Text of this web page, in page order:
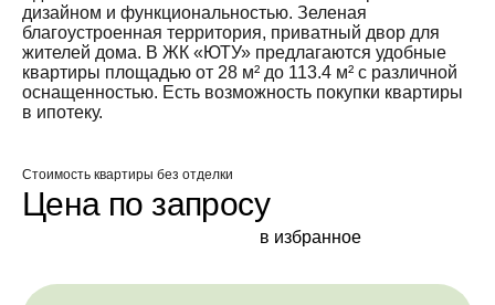
дизайном и функциональностью. Зеленая
благоустроенная территория, приватный двор для
жителей дома. В ЖК «ЮТУ» предлагаются удобные
квартиры площадью от 28 м² до 113.4 м² с различной
оснащенностью. Есть возможность покупки квартиры
в ипотеку.
Стоимость квартиры без отделки
Цена по запросу
в избранное